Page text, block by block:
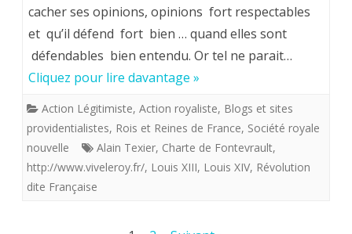
le
donne
cacher ses opinions, opinions fort respectables
et qu’il défend fort bien … quand elles sont
défendables bien entendu. Or tel ne parait…
Cliquez pour lire davantage »
Action Légitimiste, Action royaliste, Blogs et sites
providentialistes, Rois et Reines de France, Société royale
nouvelle
Alain Texier, Charte de Fontevrault,
http://www.viveleroy.fr/, Louis XIII, Louis XIV, Révolution
dite Française